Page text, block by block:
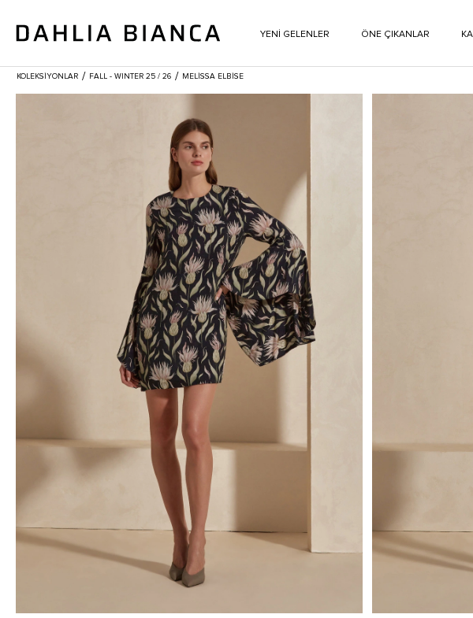
YENİ GELENLER ÖNE ÇIKANLAR
KOLEKSİYONLAR / FALL - WINTER 25 / 26 / MELISSA ELBISE